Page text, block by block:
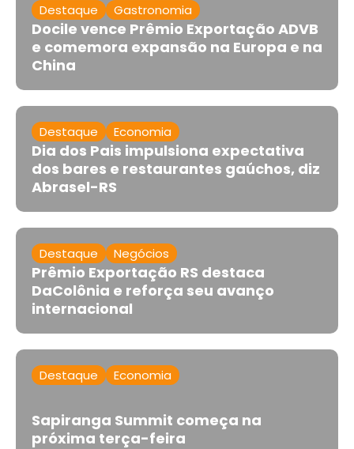
Destaque Gastronomia
Docile vence Prêmio Exportação ADVB
e comemora expansão na Europa e na
China
Destaque Economia
Dia dos Pais impulsiona expectativa
dos bares e restaurantes gaúchos, diz
Abrasel-RS
Destaque Negócios
Prêmio Exportação RS destaca
DaColônia e reforça seu avanço
internacional
Destaque Economia
Sapiranga Summit começa na
próxima terça-feira